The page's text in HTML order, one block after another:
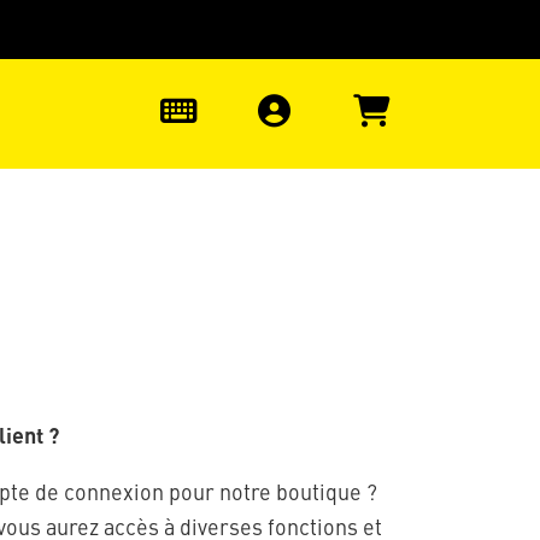
?
de connexion pour notre boutique ?
aurez accès à diverses fonctions et